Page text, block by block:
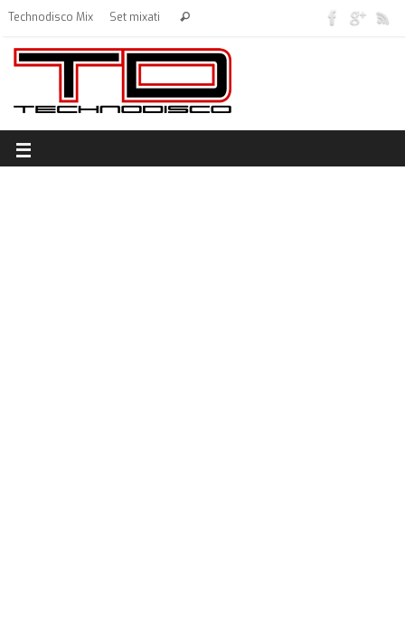
Technodisco Mix Set mixati